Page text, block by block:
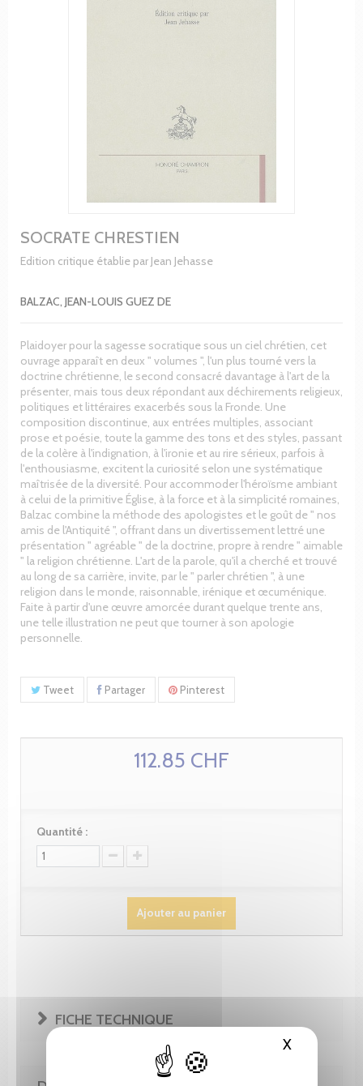
XMasquer
SOCRATE CHRESTIEN
Edition critique établie par Jean Jehasse
BALZAC, JEAN-LOUIS GUEZ DE
Plaidoyer pour la sagesse socratique sous un ciel chrétien, cet
ouvrage apparaît en deux " volumes ", l'un plus tourné vers la
doctrine chrétienne, le second consacré davantage à l'art de la
présenter, mais tous deux répondant aux déchirements religieux,
politiques et littéraires exacerbés sous la Fronde. Une
composition discontinue, aux entrées multiples, associant
prose et poésie, toute la gamme des tons et des styles, passant
de la colère à l'indignation, à l'ironie et au rire sérieux, parfois à
l'enthousiasme, excitent la curiosité selon une systématique
maîtrisée de la diversité. Pour accommoder l'héroïsme ambiant
à celui de la primitive Église, à la force et à la simplicité romaines,
Balzac combine la méthode des apologistes et le goût de " nos
amis de l'Antiquité ", offrant dans un divertissement lettré une
présentation " agréable " de la doctrine, propre à rendre " aimable
" la religion chrétienne. L'art de la parole, qu'il a cherché et trouvé
au long de sa carrière, invite, par le " parler chrétien ", à une
religion dans le monde, raisonnable, irénique et œcuménique.
Faite à partir d'une œuvre amorcée durant quelque trente ans,
une telle illustration ne peut que tourner à son apologie
personnelle.
Tweet Partager Pinterest
112.85 CHF
Quantité :
Ajouter au panier
FICHE TECHNIQUE